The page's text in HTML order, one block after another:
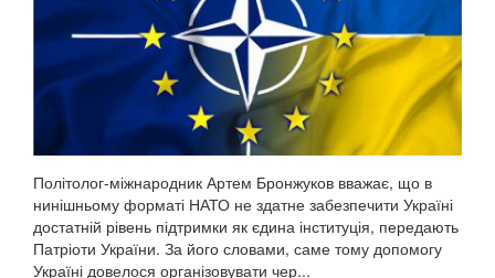
Політолог-міжнародник Артем Бронжуков вважає, що в
нинішньому форматі НАТО не здатне забезпечити Україні
достатній рівень підтримки як єдина інституція, передають
Патріоти України. За його словами, саме тому допомогу
Україні довелося організовувати чер...